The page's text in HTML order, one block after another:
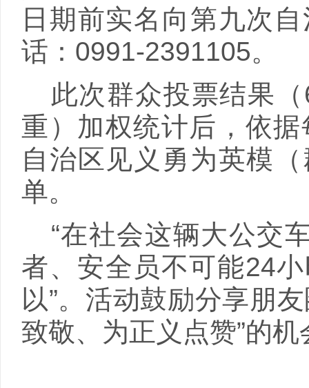
日期前实名向第九次
话： 0991-2391105。
此次群众投票结果（
重）加权统计后，依
自治区见义勇为英模
单。
“在社会这辆大公交
者、安全员不可能24
以”。活动鼓励分享朋
致敬、为正义点赞”的机